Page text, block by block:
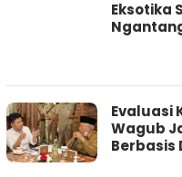
Eksotika
Evaluasi
Wagub
Berbasis